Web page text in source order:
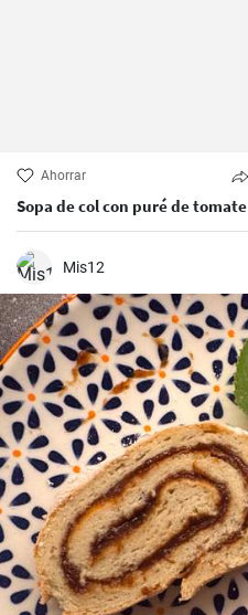
Ahorrar
Sopa de col con puré de tomate
Mis12